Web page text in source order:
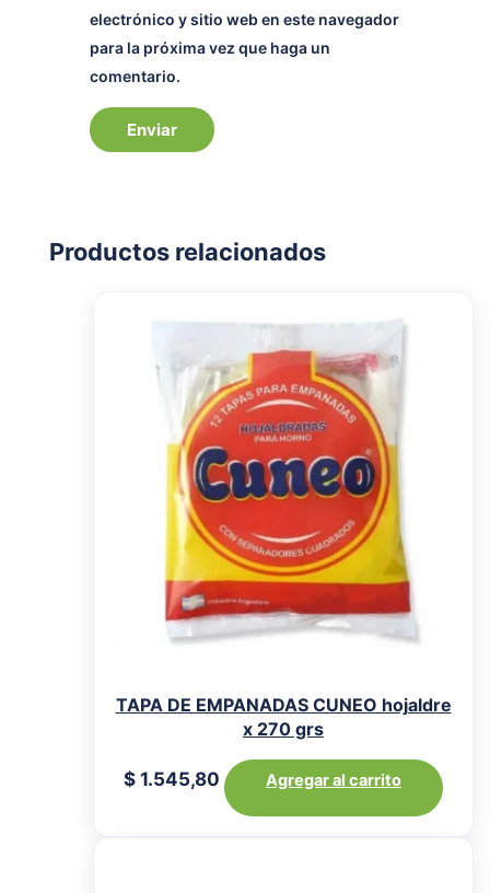
electrónico y sitio web en este navegador
para la próxima vez que haga un
comentario.
Productos relacionados
TAPA DE EMPANADAS CUNEO hojaldre
x 270 grs
$ 1.545,80 Agregar al carrito